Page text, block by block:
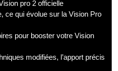
pro 2 officielle
ce qui évolue sur la Vision Pro
pour booster votre Vision
modifiées, l’apport précis